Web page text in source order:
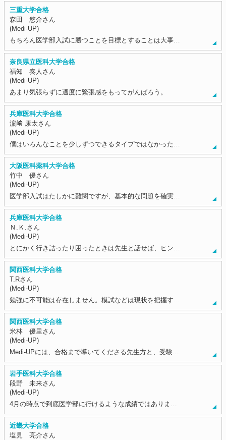
三重大学合格
森田 悠介さん
(Medi-UP)
もちろん医学部入試に勝つことを目標とすることは大事…
奈良県立医科大学合格
福知 奏人さん
(Medi-UP)
あまり気張らずに適度に緊張感をもってがんばろう。
兵庫医科大学合格
濵﨑 康太さん
(Medi-UP)
僕はいろんなことを少しずつできるタイプではなかった…
大阪医科薬科大学合格
竹中 優さん
(Medi-UP)
医学部入試はたしかに難関ですが、基本的な問題を確実…
兵庫医科大学合格
Ｎ.Ｋ.さん
(Medi-UP)
とにかく行き詰ったり困ったときは先生と話せば、ヒン…
関西医科大学合格
T.Rさん
(Medi-UP)
勉強に不可能は存在しません。模試などは現状を把握す…
関西医科大学合格
米林 優里さん
(Medi-UP)
Medi-UPには、合格まで導いてくださる先生方と、受験…
岩手医科大学合格
段野 未来さん
(Medi-UP)
4月の時点で到底医学部に行けるような成績ではありま…
近畿大学合格
塩見 亮介さん